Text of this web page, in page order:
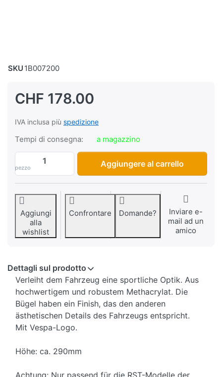
SKU 1B007200
CHF 178.00
IVA inclusa più spedizione
Tempi di consegna: a magazzino
pezzo
Parabrezza Piaggio Vespa GTS RST,
Aggiungere al carrello
Aggiungi
alla
wishlist
Confrontare Domande?
Inviare e-
mail ad un
amico
Dettagli sul prodotto
Verleiht dem Fahrzeug eine sportliche Optik. Aus
hochwertigem und robustem Methacrylat. Die
Bügel haben ein Finish, das den anderen
ästhetischen Details des Fahrzeugs entspricht.
Mit Vespa-Logo.
Höhe: ca. 290mm